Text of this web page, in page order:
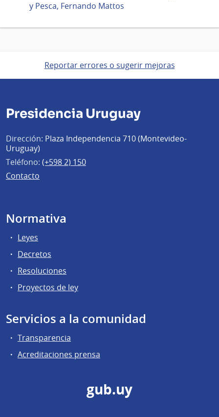
y Pesca, Fernando Mattos
Reportar errores o sugerir mejoras
Presidencia Uruguay
Dirección: Plaza Independencia 710 (Montevideo-
Uruguay)
Teléfono: (+598 2) 150
Contacto
Normativa
Leyes
Decretos
Resoluciones
Proyectos de ley
Servicios a la comunidad
Transparencia
Acreditaciones prensa
gub.uy